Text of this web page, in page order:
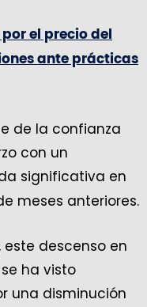
el precio del
ante prácticas
de la confianza
con un
significativa en
meses anteriores.
este descenso en
ha visto
una disminución